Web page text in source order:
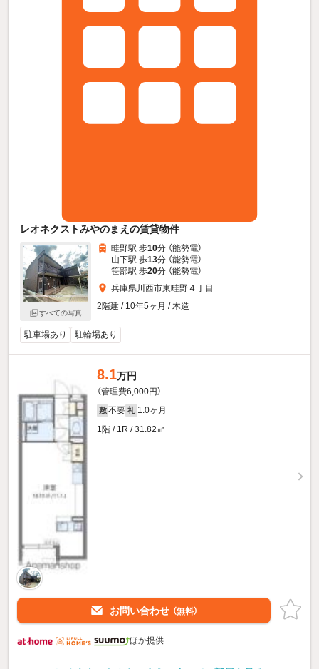
レオネクストみやのまえの賃貸物件
すべての写真
畦野駅 歩10分 （能勢電）
山下駅 歩13分 （能勢電）
笹部駅 歩20分 （能勢電）
兵庫県川西市東畦野４丁目
2階建 / 10年5ヶ月 / 木造
駐車場あり 駐輪場あり
8.1万円
（管理費6,000円）
敷 不要 礼 1.0ヶ月
1階 / 1R / 31.82㎡
お問い合わせ （無料）
ほか提供